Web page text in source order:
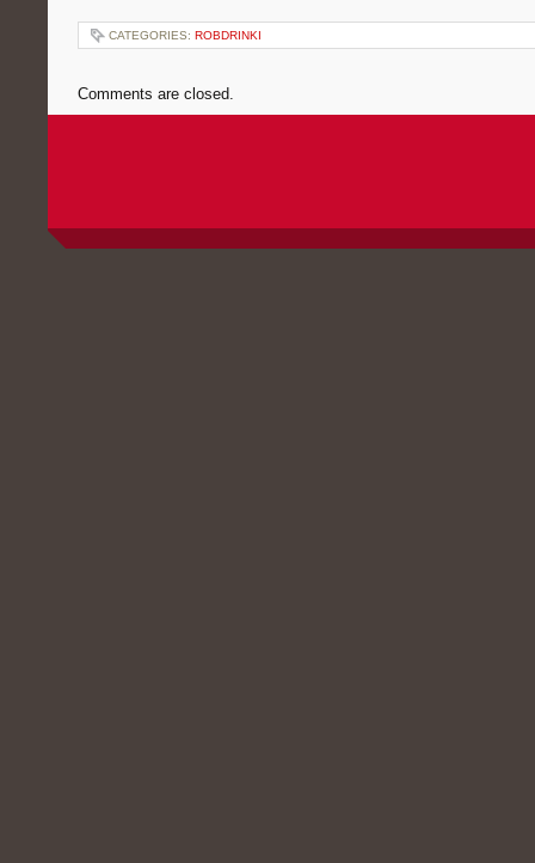
CATEGORIES: ROBDRINKI
Comments are closed.